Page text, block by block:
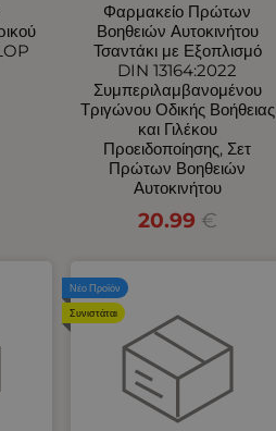
Φαρμακείο Πρώτων
Βοηθειών Αυτοκινήτου
Τσαντάκι με Εξοπλισμό
DIN 13164:2022
Συμπεριλαμβανομένου
Τριγώνου Οδικής Βοήθειας
και Γιλέκου
Προειδοποίησης, Σετ
Πρώτων Βοηθειών
Αυτοκινήτου
20.99 €
Νέο Προϊόν
Συνιστάται